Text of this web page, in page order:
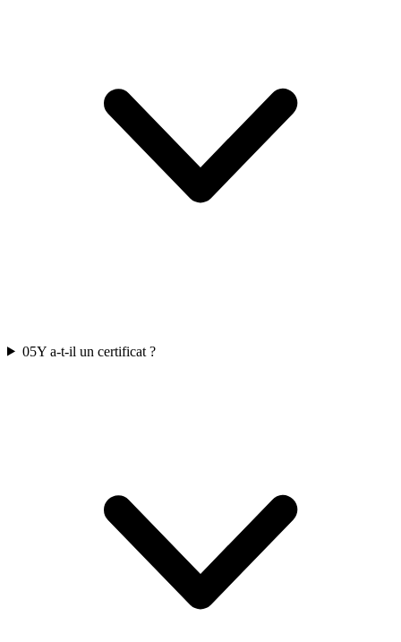
05Y a-t-il un certificat ?